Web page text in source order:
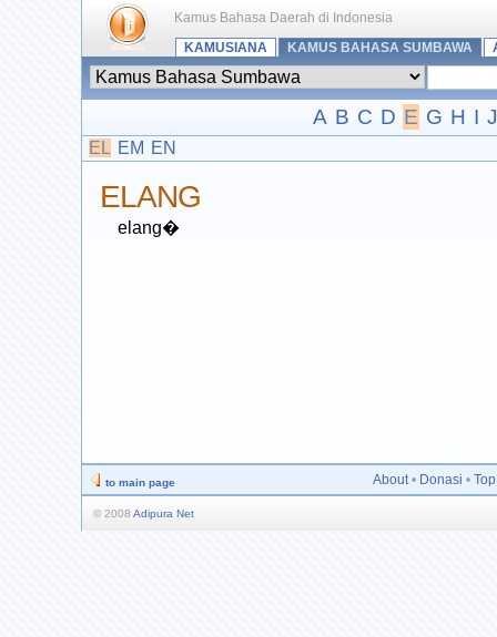
Kamus Bahasa Daerah di Indonesia
KAMUSIANA
KAMUS BAHASA SUMBAWA
A B C D E G H I J
EL EM EN
ELANG
elang�
to main page About • Donasi •
© 2008 Adipura Net